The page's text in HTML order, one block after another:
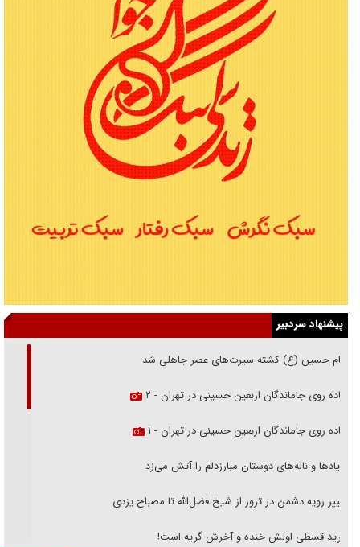
پیشنهاد سردبیر
امام حسین (ع) کشته سیرت‌های عصر جاهلی شد
پیاده روی جاماندگان اربعین حسینی در تهران - ۲
پیاده روی جاماندگان اربعین حسینی در تهران - ۱
فریاد‌ها و ناله‌های دوستان مبارزدلم را آتش می‌زد
تغییر رویه دشمن در ترور از شیخ فضل‌الله تا مصباح یزدی
خرید قسطی اولش خنده و آخرش گریه است!